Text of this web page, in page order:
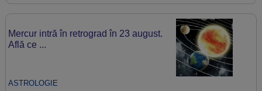
Mercur intră în retrograd în 23 august.
Află ce ...
ASTROLOGIE